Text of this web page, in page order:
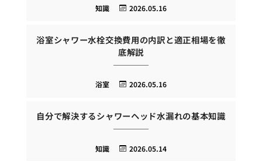
2026.05.16
知識
浴室シャワー水栓交換費用の内訳と適正相場を徹
底解説
2026.05.16
浴室
自分で解決するシャワーヘッド水漏れの基本知識
2026.05.14
知識